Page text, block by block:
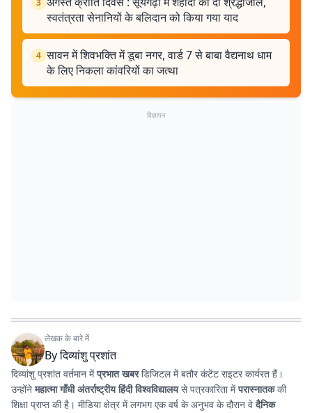
3
स्वतंत्रता सेनानियों के बलिदान को किया गया याद
4 सावन में शिवभक्ति में डूबा नगर, वार्ड 7 से बाबा वैद्यनाथ धाम
के लिए निकला कांवरियों का जत्था
विज्ञापन
लेखक के बारे में
Byदिव्यांशु प्रशांत
दिव्यांशु प्रशांत वर्तमान मेंप्रभात खबरडिजिटल में बतौर कंटेंट राइटर कार्यरत हैं।
उन्होंनेमहात्मा गाँधी अंतर्राष्ट्रीय हिंदी विश्वविद्यालयसे पत्रकारिता मेंपरास्नातककी
शिक्षा प्राप्त की है। मीडिया क्षेत्र में लगभग एक वर्ष के अनुभव के दौरान वेदैनिक